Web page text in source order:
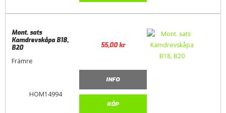
HOM14994
Mont. sats
Kamdrevskåpa B18,
B20
Främre
55,00kr
INFO
KÖP